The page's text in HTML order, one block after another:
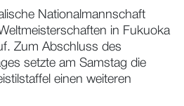
Nationalmannschaft
in Fukuoka
Zum Abschluss des
setzte am Samstag die
einen weiteren